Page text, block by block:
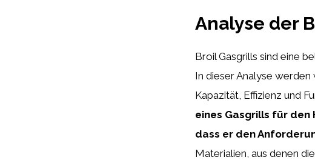
Analyse der
Broil Gasgrills sind eine
In dieser Analyse
Kapazität, Effizienz und
eines Gasgrills für
dass er den
Materialien, aus denen